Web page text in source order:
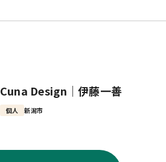
Cuna Design｜伊藤一善
個人 新潟市